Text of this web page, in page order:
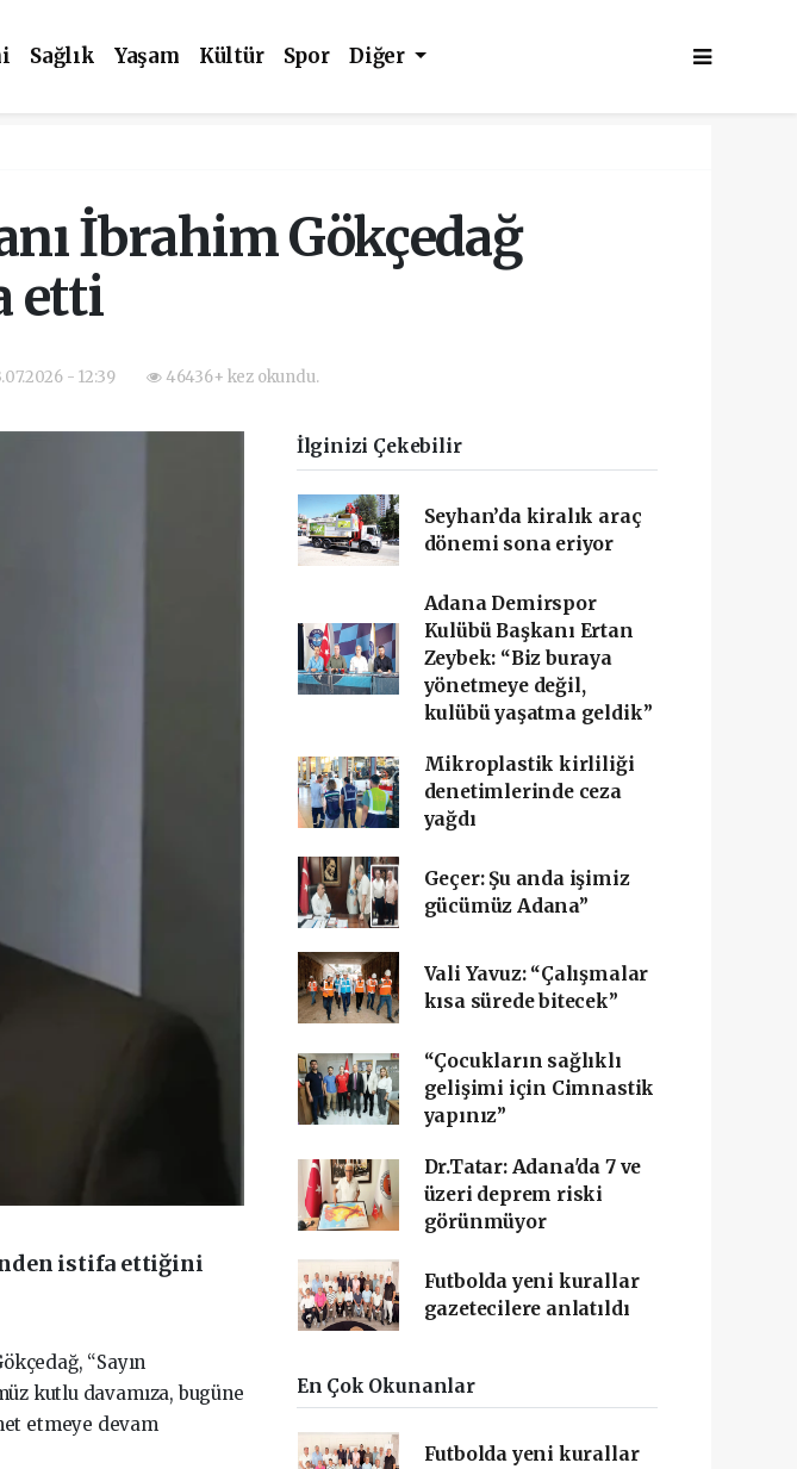
Sağlık Yaşam Kültür Spor Diğer
İbrahim Gökçedağ
etti
- 12:39 46436+ kez okundu.
istifa ettiğini
“Sayın
kutlu davamıza, bugüne
etmeye devam
İlginizi Çekebilir
Seyhan’da kiralık araç
dönemi sona eriyor
Adana Demirspor
Kulübü Başkanı Ertan
Zeybek: “Biz buraya
yönetmeye değil,
kulübü yaşatma geldik”
Mikroplastik kirliliği
denetimlerinde ceza
yağdı
Geçer: Şu anda işimiz
gücümüz Adana”
Vali Yavuz: “Çalışmalar
kısa sürede bitecek”
“Çocukların sağlıklı
gelişimi için Cimnastik
yapınız”
Dr.Tatar: Adana'da 7 ve
üzeri deprem riski
görünmüyor
Futbolda yeni kurallar
gazetecilere anlatıldı
En Çok Okunanlar
Futbolda yeni kurallar